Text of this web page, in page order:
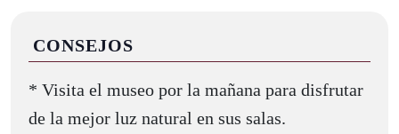
CONSEJOS
* Visita el museo por la mañana para disfrutar
de la mejor luz natural en sus salas.